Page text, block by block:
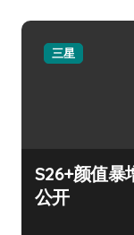
三星
S26+颜值暴
公开